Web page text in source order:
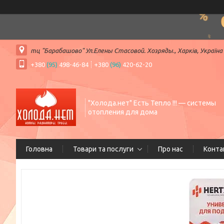
тц "Барабашово" Ул.Елены Стасовой. Хозряды., Харків, Україна
+380 (95) 498-46-84 +380 (96) 420-62-20
"Холода.нет" Есть Тепло !!! — системы
отопления для дома
Головна Товари та послуги Про нас